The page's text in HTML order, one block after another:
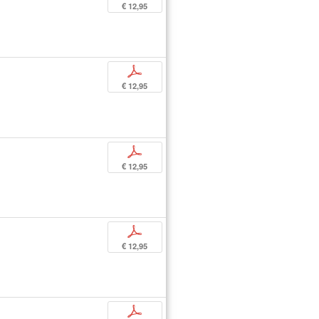
€ 12,95
p
€ 12,95
p
€ 12,95
p
€ 12,95
p